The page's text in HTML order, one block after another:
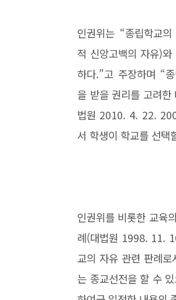
인권위는 “종립학교
적 신앙고백의 자유)
하다.”고 주장하며 “
을 받을 권리를 고려
법원 2010. 4. 22.
서 학생이 학교를 선택
인권위를 비롯한 교육
례(대법원 1998. 11.
교의 자유 관련 판례로
는 종교선전을 할 수